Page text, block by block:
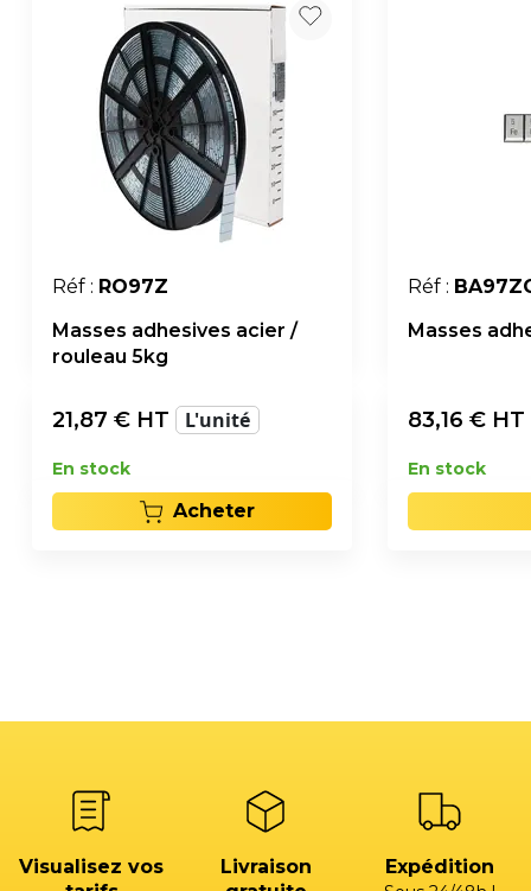
Réf : RO97Z
Masses adhesives acier /
rouleau 5kg
21,87 € HT L'unité
En stock
Acheter
Réf :
Masses
83,16 € HT
En stock
Visualisez vos
Livraison
Expédition